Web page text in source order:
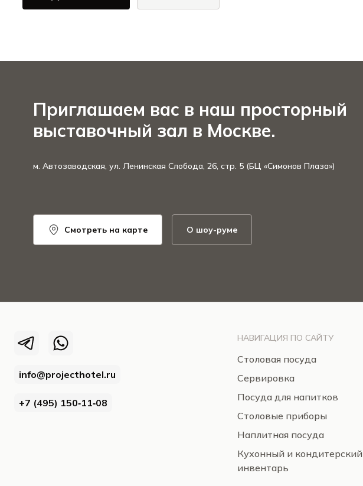
Приглашаем вас в наш просторный
выставочный зал в Москве.
м. Автозаводская, ул. Ленинская Слобода, 26, стр. 5 (БЦ «Симонов Плаза»)
Смотреть на карте О шоу-руме
info@projecthotel.ru
+7 (495) 150‑11‑08
НАВИГАЦИЯ ПО САЙТУ
Столовая посуда
Сервировка
Посуда для напитков
Столовые приборы
Наплитная посуда
Кухонный и кондитерский
инвентарь